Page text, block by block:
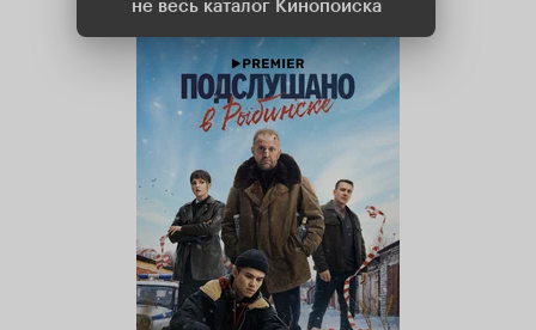
не весь каталог Кинопоиска